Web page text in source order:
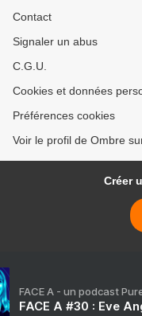
Contact
Signaler un abus
C.G.U.
Cookies et données
Préférences cookies
Voir le profil de Ombre
Créer
FACE A - un podcast
FACE A #30 : Eve